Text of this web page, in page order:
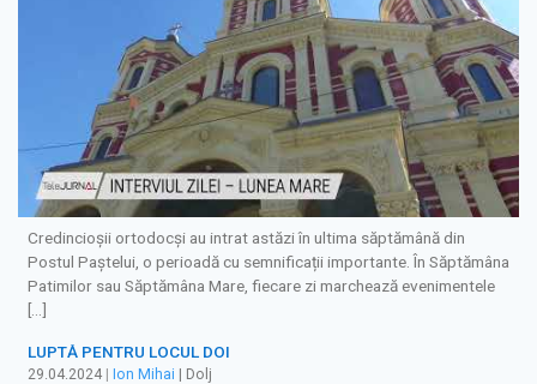
Credincioșii ortodocși au intrat astăzi în ultima săptămână din
Postul Paștelui, o perioadă cu semnificații importante. În Săptămâna
Patimilor sau Săptămâna Mare, fiecare zi marchează evenimentele
[…]
LUPTĂ PENTRU LOCUL DOI
29.04.2024 | Ion Mihai | Dolj